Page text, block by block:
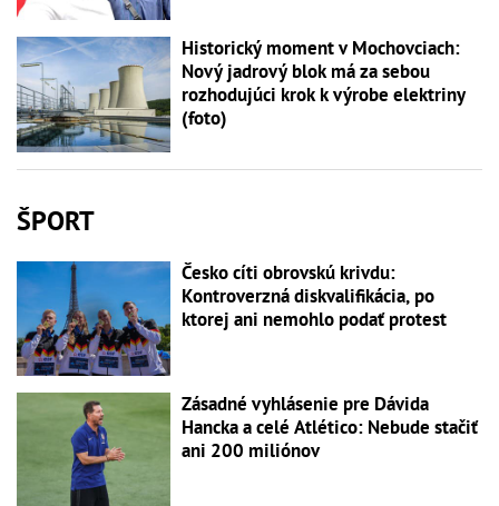
Historický moment v Mochovciach:
Nový jadrový blok má za sebou
rozhodujúci krok k výrobe elektriny
(foto)
ŠPORT
Česko cíti obrovskú krivdu:
Kontroverzná diskvalifikácia, po
ktorej ani nemohlo podať protest
Zásadné vyhlásenie pre Dávida
Hancka a celé Atlético: Nebude stačiť
ani 200 miliónov